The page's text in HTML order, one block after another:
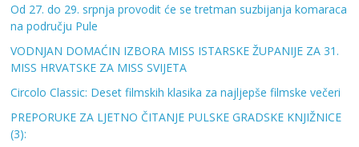
Od 27. do 29. srpnja provodit će se tretman suzbijanja komaraca
na području Pule
VODNJAN DOMAĆIN IZBORA MISS ISTARSKE ŽUPANIJE ZA 31.
MISS HRVATSKE ZA MISS SVIJETA
Circolo Classic: Deset filmskih klasika za najljepše filmske večeri
PREPORUKE ZA LJETNO ČITANJE PULSKE GRADSKE KNJIŽNICE
(3):